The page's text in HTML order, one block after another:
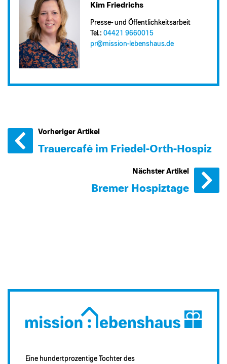
Kim Friedrichs
Presse- und Öffentlichkeitsarbeit
Tel.: 04421 9660015
pr@​mission-lebenshaus.de
Vorheriger Artikel
Trauercafé im Friedel-Orth-Hospiz
Nächster Artikel
Bremer Hospiztage
Eine hundertprozentige Tochter des